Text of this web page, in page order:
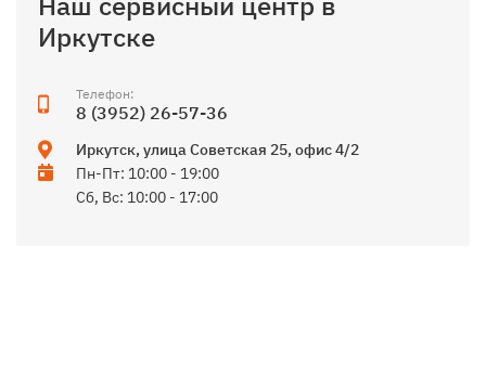
Иркутске
Телефон:
8 (3952) 26-57-36
Иркутск, улица Советская 25, офис 4/2
Пн-Пт: 10:00 - 19:00
Сб, Вс: 10:00 - 17:00